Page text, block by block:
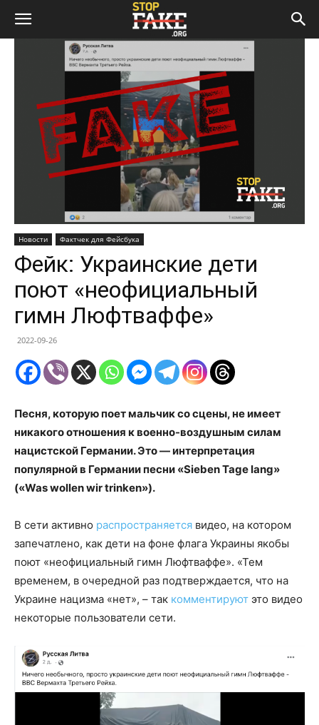
Новости Фактчек для Фейсбука
Фейк: Украинские дети
поют «неофициальный
гимн Люфтваффе»
2022-09-26
Песня, которую поет мальчик со сцены, не имеет
никакого отношения к военно-воздушным силам
нацистской Германии. Это — интерпретация
популярной в Германии песни «Sieben Tage lang»
(«Was wollen wir trinken»).
В сети активно распространяется видео, на котором
запечатлено, как дети на фоне флага Украины якобы
поют «неофициальный гимн Люфтваффе». «Тем
временем, в очередной раз подтверждается, что на
Украине нацизма «нет», – так комментируют это видео
некоторые пользователи сети.